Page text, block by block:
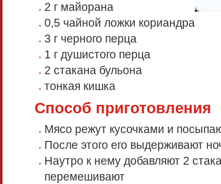
2 г майорана
0,5 чайной ложки кориандра
3 г черного перца
1 г душистого перца
2 стакана бульона
тонкая кишка
Способ приготовления
Мясо режут кусочками и
После этого его выдерживают
Наутро к нему добавляют 2
перемешивают